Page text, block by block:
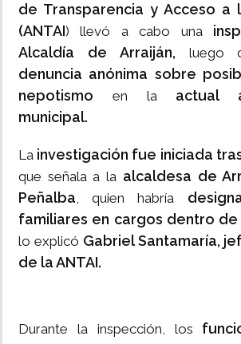
de Transparencia y Acceso a
(ANTAI) llevó a cabo una
Alcaldía de Arraiján, luego
denuncia anónima sobre
nepotismo en laactual
municipal.
La investigación fue iniciada
que señala a la alcaldesa de
Peñalba, quien habría
familiares en cargos dentro de
lo explicó Gabriel Santamaría,
de la ANTAI.
Durante la inspección, los